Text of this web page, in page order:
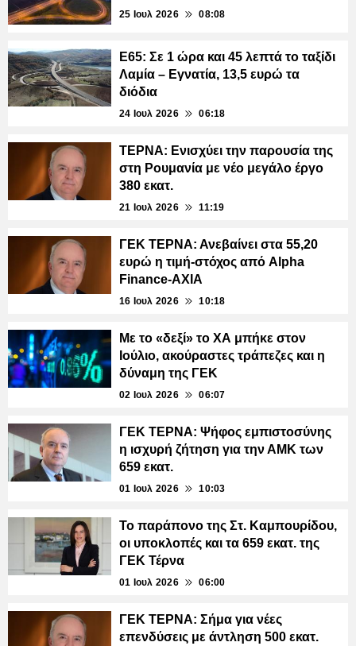
25 Ιουλ 2026 08:08
Ε65: Σε 1 ώρα και 45 λεπτά το ταξίδι
Λαμία – Εγνατία, 13,5 ευρώ τα
διόδια
24 Ιουλ 2026 06:18
ΤΕΡΝΑ: Ενισχύει την παρουσία της
στη Ρουμανία με νέο μεγάλο έργο
380 εκατ.
21 Ιουλ 2026 11:19
ΓΕΚ ΤΕΡΝΑ: Ανεβαίνει στα 55,20
ευρώ η τιμή-στόχος από Alpha
Finance-AXIA
16 Ιουλ 2026 10:18
Με το «δεξί» το ΧΑ μπήκε στον
Ιούλιο, ακούραστες τράπεζες και η
δύναμη της ΓΕΚ
02 Ιουλ 2026 06:07
ΓΕΚ ΤΕΡΝΑ: Ψήφος εμπιστοσύνης
η ισχυρή ζήτηση για την ΑΜΚ των
659 εκατ.
01 Ιουλ 2026 10:03
Το παράπονο της Στ. Καμπουρίδου,
οι υποκλοπές και τα 659 εκατ. της
ΓΕΚ Τέρνα
01 Ιουλ 2026 06:00
ΓΕΚ ΤΕΡΝΑ: Σήμα για νέες
επενδύσεις με άντληση 500 εκατ.